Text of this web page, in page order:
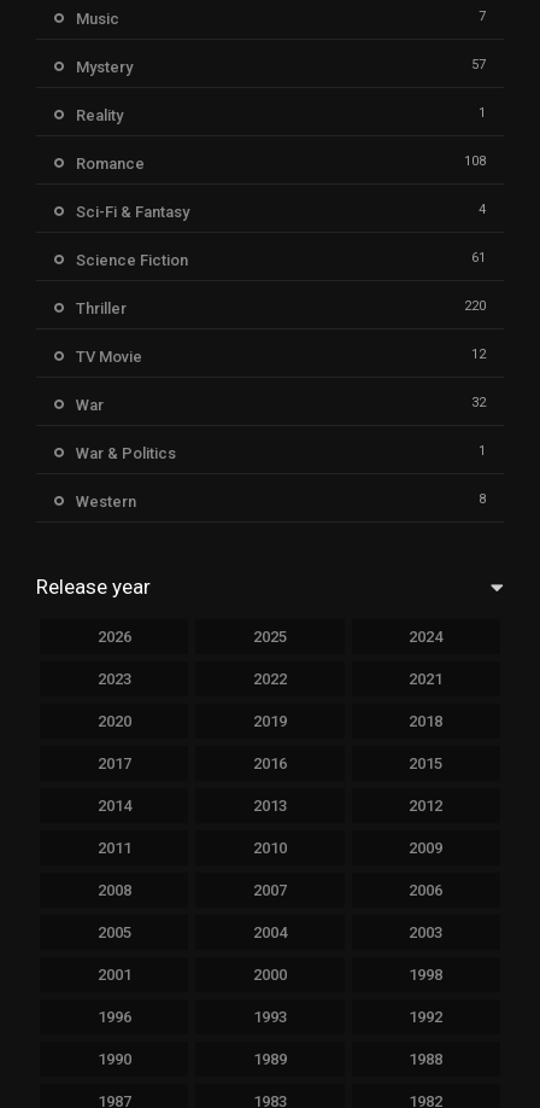
Music 7
Mystery 57
Reality 1
Romance 108
Sci-Fi & Fantasy 4
Science Fiction 61
Thriller 220
TV Movie 12
War 32
War & Politics 1
Western 8
Release year
2026 2025 2024
2023 2022 2021
2020 2019 2018
2017 2016 2015
2014 2013 2012
2011 2010 2009
2008 2007 2006
2005 2004 2003
2001 2000 1998
1996 1993 1992
1990 1989 1988
1987 1983 1982